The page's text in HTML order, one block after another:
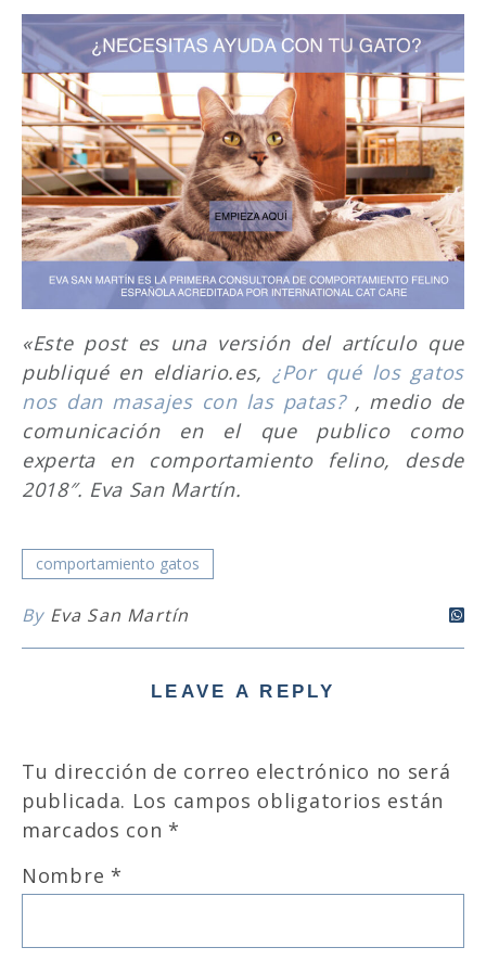
«Este post es una versión del artículo que
publiqué en eldiario.es, ¿Por qué los gatos
nos dan masajes con las patas?, medio de
comunicación en el que publico como
experta en comportamiento felino, desde
2018″. Eva San Martín.
comportamiento gatos
By Eva San Martín
LEAVE A REPLY
Tu dirección de correo electrónico no será
publicada. Los campos obligatorios están
marcados con *
Nombre *